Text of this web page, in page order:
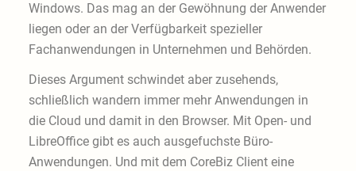
Windows. Das mag an der Gewöhnung der Anwender
liegen oder an der Verfügbarkeit spezieller
Fachanwendungen in Unternehmen und Behörden.
Dieses Argument schwindet aber zusehends,
schließlich wandern immer mehr Anwendungen in
die Cloud und damit in den Browser. Mit Open- und
LibreOffice gibt es auch ausgefuchste Büro-
Anwendungen. Und mit dem CoreBiz Client eine